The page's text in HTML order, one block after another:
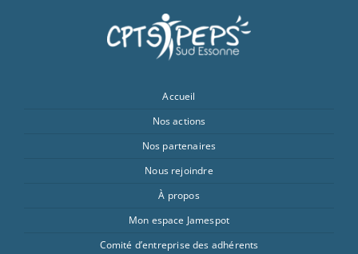
Accueil
Nos actions
Nos partenaires
Nous rejoindre
À propos
Mon espace Jamespot
Comité d’entreprise des adhérents